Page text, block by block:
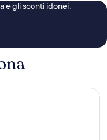
e gli sconti idonei.